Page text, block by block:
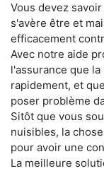
Vous devez
s'avère être et
efficacement
Avec notre aide
l'assurance que
rapidement, et
poser problème
Sitôt que vous
nuisibles, la
pour avoir une
La meilleure